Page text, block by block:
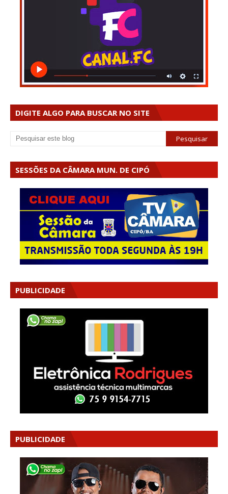
DIGITE ALGO PARA BUSCAR NO SITE
SESSÕES DA CÂMARA MUN. DE CIPÓ
PUBLICIDADE
PUBLICIDADE